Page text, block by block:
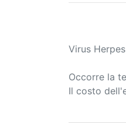
Virus
Occorre la
Il costo